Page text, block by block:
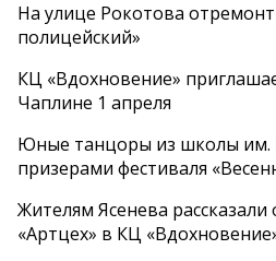
На улице Рокотова
полицейский»
КЦ «Вдохновение»
Чаплине 1 апреля
Юные танцоры из школы им.
призерами фестиваля
Жителям Ясенева рассказали
«Артцех» в КЦ